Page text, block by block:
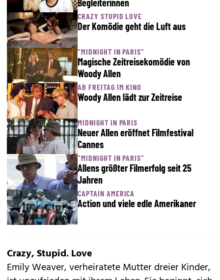
Begleiterinnen
CRAZY STUPID LOVE
Der Komödie geht die Luft aus
"MIDNIGHT IN PARIS"
Magische Zeitreisekomödie von
Woody Allen
AB FREITAG IM KINO
Woody Allen lädt zur Zeitreise
MIDNIGHT IN PARIS
Neuer Allen eröffnet Filmfestival
Cannes
"MIDNIGHT IN PARIS"
Allens größter Filmerfolg seit 25
Jahren
CAPTAIN AMERICA
Action und viele edle Amerikaner
Crazy, Stupid. Love
Emily Weaver, verheiratete Mutter dreier Kinder,